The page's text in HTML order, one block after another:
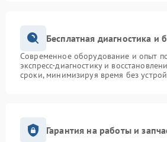
Бесплатная диагностика и
Современное оборудование и опыт
экспресс-диагностику и
сроки, минимизируя время без
Гарантия на работы и